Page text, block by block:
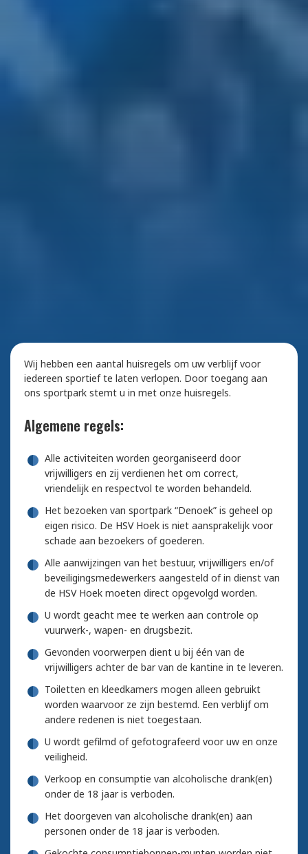
Wij hebben een aantal huisregels om uw verblijf voor
iedereen sportief te laten verlopen. Door toegang aan
ons sportpark stemt u in met onze huisregels.
Algemene regels:
Alle activiteiten worden georganiseerd door
vrijwilligers en zij verdienen het om correct,
vriendelijk en respectvol te worden behandeld.
Het bezoeken van sportpark “Denoek” is geheel op
eigen risico. De HSV Hoek is niet aansprakelijk voor
schade aan bezoekers of goederen.
Alle aanwijzingen van het bestuur, vrijwilligers en/of
beveiligingsmedewerkers aangesteld of in dienst van
de HSV Hoek moeten direct opgevolgd worden.
U wordt geacht mee te werken aan controle op
vuurwerk-, wapen- en drugsbezit.
Gevonden voorwerpen dient u bij één van de
vrijwilligers achter de bar van de kantine in te leveren.
Toiletten en kleedkamers mogen alleen gebruikt
worden waarvoor ze zijn bestemd. Een verblijf om
andere redenen is niet toegestaan.
U wordt gefilmd of gefotografeerd voor uw en onze
veiligheid.
Verkoop en consumptie van alcoholische drank(en)
onder de 18 jaar is verboden.
Het doorgeven van alcoholische drank(en) aan
personen onder de 18 jaar is verboden.